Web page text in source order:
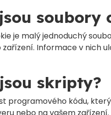
soubory
je malý jednoduchý
zařízení. Informace v nich
skripty?
programového kódu,